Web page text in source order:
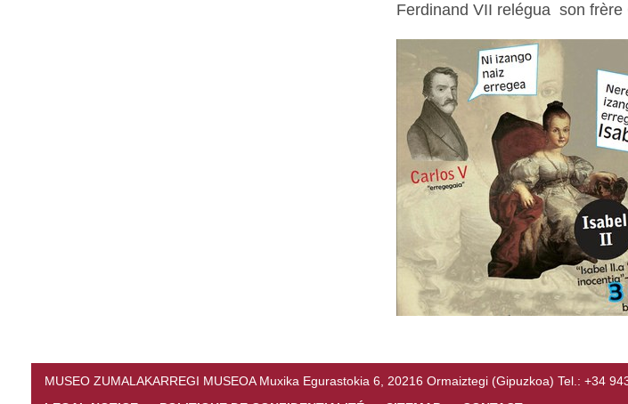
Ferdinand VII relégua son
MUSEO ZUMALAKARREGI MUSEOA Muxika Egurastokia 6, 20216 Ormaiztegi (Gipuzkoa) Tel.: +34